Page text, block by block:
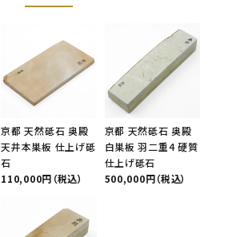
京都 天然砥石 奥殿
天井本巣板 仕上げ砥
石
110,000円（税込）
京都 天然砥石 奥殿
白巣板 羽二重4 硬質
仕上げ砥石
500,000円（税込）